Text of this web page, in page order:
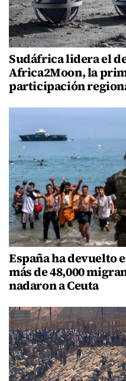
Sudáfrica lidera el
Africa2Moon, la
participación
España ha devuelto
más de 48,000
nadaron a Ceuta